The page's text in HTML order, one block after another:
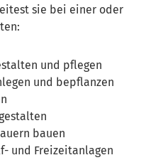
sie bei einer oder
und pflegen
und bepflanzen
bauen
und Freizeitanlagen